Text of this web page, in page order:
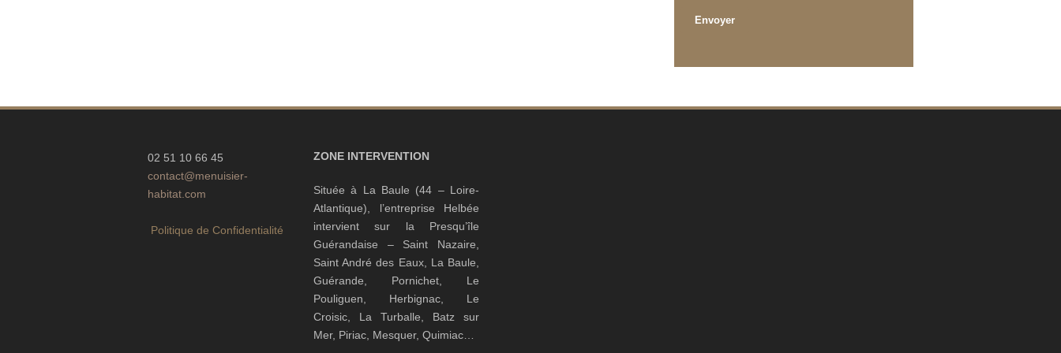
02 51 10 66 45
contact@menuisier-
habitat.com
Politique de Confidentialité
ZONE INTERVENTION
Située à La Baule (44 – Loire-
Atlantique), l’entreprise Helbée
intervient sur la Presqu’île
Guérandaise – Saint Nazaire,
Saint André des Eaux, La Baule,
Guérande, Pornichet, Le
Pouliguen, Herbignac, Le
Croisic, La Turballe, Batz sur
Mer, Piriac, Mesquer, Quimiac…